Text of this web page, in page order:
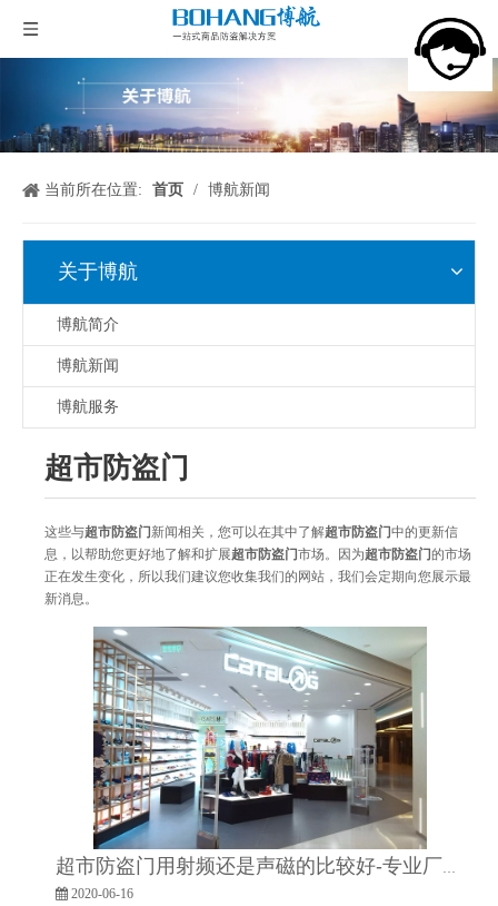
当前所在位置: 首页 / 博航新闻
关于博航
博航简介
博航新闻
博航服务
超市防盗门
这些与超市防盗门新闻相关，您可以在其中了解超市防盗门中的更新信
息，以帮助您更好地了解和扩展超市防盗门市场。因为超市防盗门的市场
正在发生变化，所以我们建议您收集我们的网站，我们会定期向您展示最
新消息。
2020-06-16